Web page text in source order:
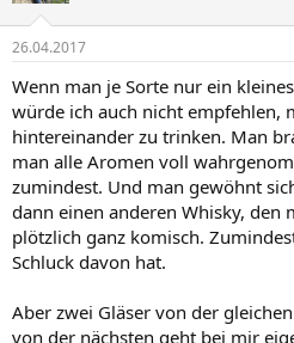
26.04.2017
Wenn man je Sorte nur ein
würde ich auch nicht empfehlen,
hintereinander zu trinken. Man
man alle Aromen voll
zumindest. Und man gewöhnt
dann einen anderen Whisky, den
plötzlich ganz komisch.
Schluck davon hat.
Aber zwei Gläser von der
von der nächsten geht bei mir